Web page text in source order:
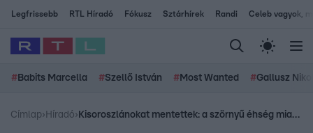
Legfrissebb RTL Híradó Fókusz Sztárhírek Randi Celeb vagyok,
# Babits Marcella #Szellő István # Most Wanted #Gallusz
Címlap› Híradó› Kisoroszlánokat mentettek: a szörnyű éhség miatt egymást falták fel az állatok